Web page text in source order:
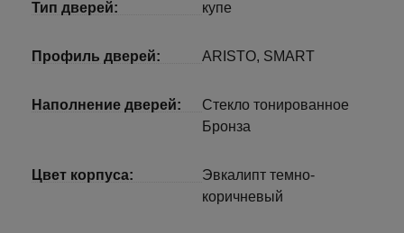
Тип дверей: купе
Профиль дверей: ARISTO, SMART
Наполнение дверей:
Стекло тонированное
Бронза
Цвет корпуса:
Эвкалипт темно-
коричневый